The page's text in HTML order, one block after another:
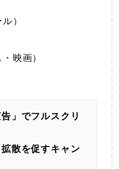
）
映画）
」でフルスクリ
散を促すキャン